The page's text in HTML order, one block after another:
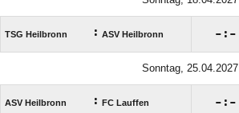
TSG Heilbronn : ASV Heilbronn  : 
Sonntag, 25.04.2027
ASV Heilbronn : FC Lauffen  : 